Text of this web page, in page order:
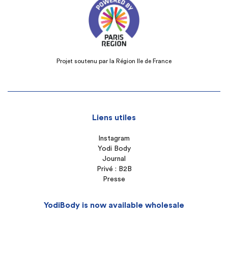
Projet soutenu par la Région Ile de France
Liens utiles
Instagram
Yodi Body
Journal
Privé : B2B
Presse
YodiBody is now available wholesale